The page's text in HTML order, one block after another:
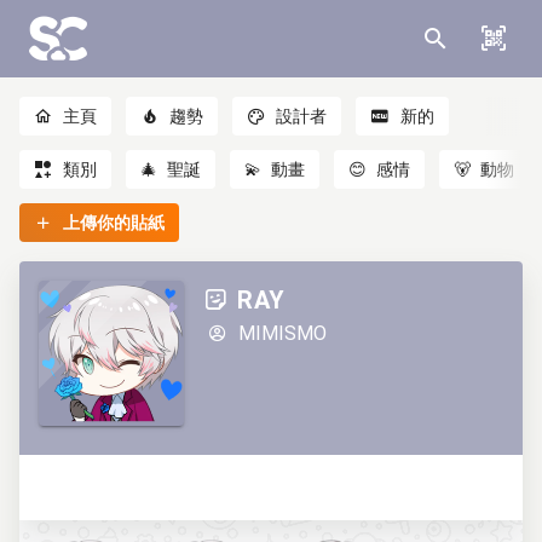
主頁 趨勢 設計者 新的
類別 🎄 聖誕 💫 動畫 😊 感情 🐻 動物
上傳你的貼紙
RAY
MIMISMO